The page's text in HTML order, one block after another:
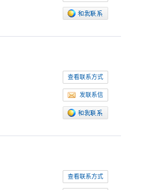
查看联系方式
发联系信
查看联系方式